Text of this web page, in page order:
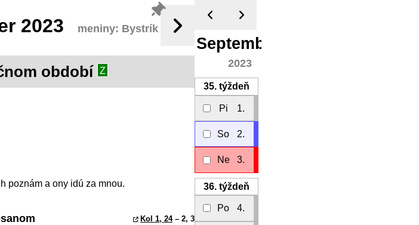
2023 meniny: Bystrík
období Z
poznám a ony idú za mnou.
Kol 1, 24– 2, 3
September
2023
35.týždeň
Pi 1.
So 2.
Ne 3.
36.týždeň
Po 4.